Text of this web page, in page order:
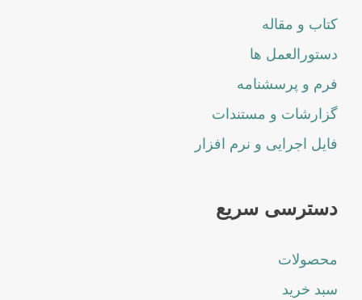
کتاب و مقاله
دستورالعمل ها
فرم و پرسشنامه
گزارشات و مستندات
فایل اجرایی و نرم افزار
دسترسی سریع
محصولات
سبد خرید